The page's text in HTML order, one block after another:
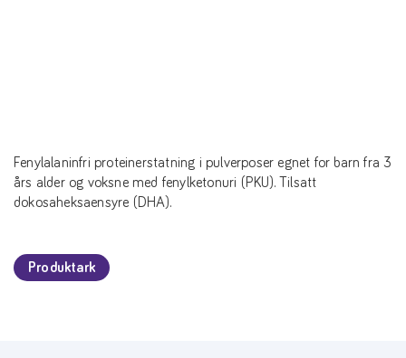
Fenylalaninfri proteinerstatning i pulverposer egnet for barn fra 3
års alder og voksne med fenylketonuri (PKU). Tilsatt
dokosaheksaensyre (DHA).
Produktark